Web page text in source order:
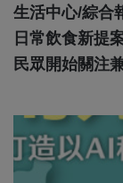
生活中心/綜合
日常飲食新提
民眾開始關注